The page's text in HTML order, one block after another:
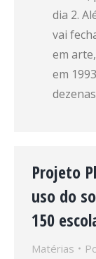
dia 2.
vai
em
em
Projeto
uso do
150
Matérias